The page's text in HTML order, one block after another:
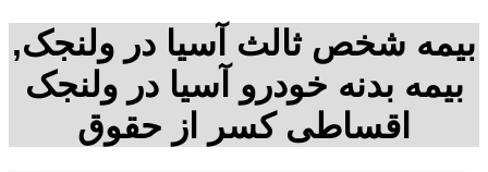
بیمه شخص ثالث آسیا در ولنجک,
بیمه بدنه خودرو آسیا در ولنجک
اقساطی کسر از حقوق